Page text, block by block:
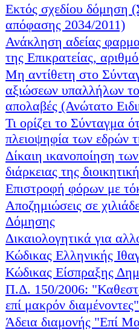
Εκτός σχεδίου δόμηση
απόφασης 2034/2011)
Ανάκληση αδείας
της Επικρατείας,
Μη αντίθετη στο
αξιώσεων υπαλλήλων
απολαβές (Ανώτατο
Τι ορίζει το Σύνταγμα
πλειοψηφία των εδρών
Δίκαιη ικανοποίηση
διάρκειας της
Επιστροφή φόρων με
Αποζημιώσεις σε
Δόμησης
Δικαιολογητικά για
Κώδικας Ελληνικής
Κώδικας Είσπραξης
Π.Δ. 150/2006:
επί μακρόν διαμένοντες"
Άδεια διαμονής "Επί